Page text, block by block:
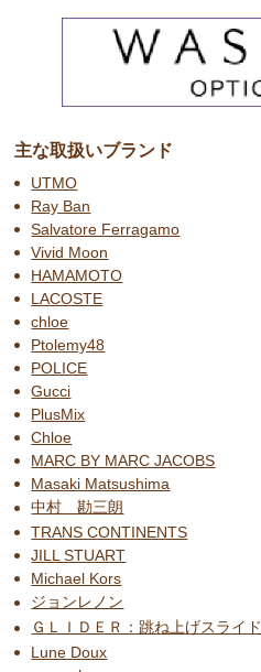
主な取扱いブランド
UTMO
Ray Ban
Salvatore Ferragamo
Vivid Moon
HAMAMOTO
LACOSTE
chloe
Ptolemy48
POLICE
Gucci
PlusMix
Chloe
MARC BY MARC JACOBS
Masaki Matsushima
中村 勘三朗
TRANS CONTINENTS
JILL STUART
Michael Kors
ジョンレノン
ＧＬＩＤＥＲ：跳ね上げスライド
Lune Doux